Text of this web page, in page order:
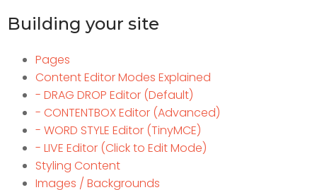
Building your site
Pages
Content Editor Modes Explained
- DRAG DROP Editor (Default)
- CONTENTBOX Editor (Advanced)
- WORD STYLE Editor (TinyMCE)
- LIVE Editor (Click to Edit Mode)
Styling Content
Images / Backgrounds